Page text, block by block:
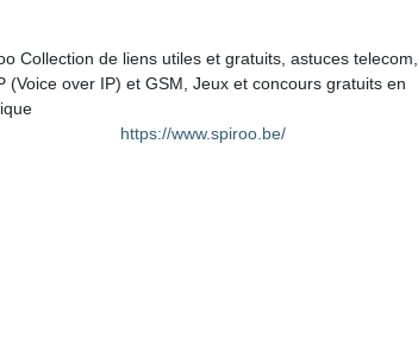
Collection de liens utiles et gratuits, astuces telecom,
(Voice over IP) et GSM, Jeux et concours gratuits en
https://www.spiroo.be/